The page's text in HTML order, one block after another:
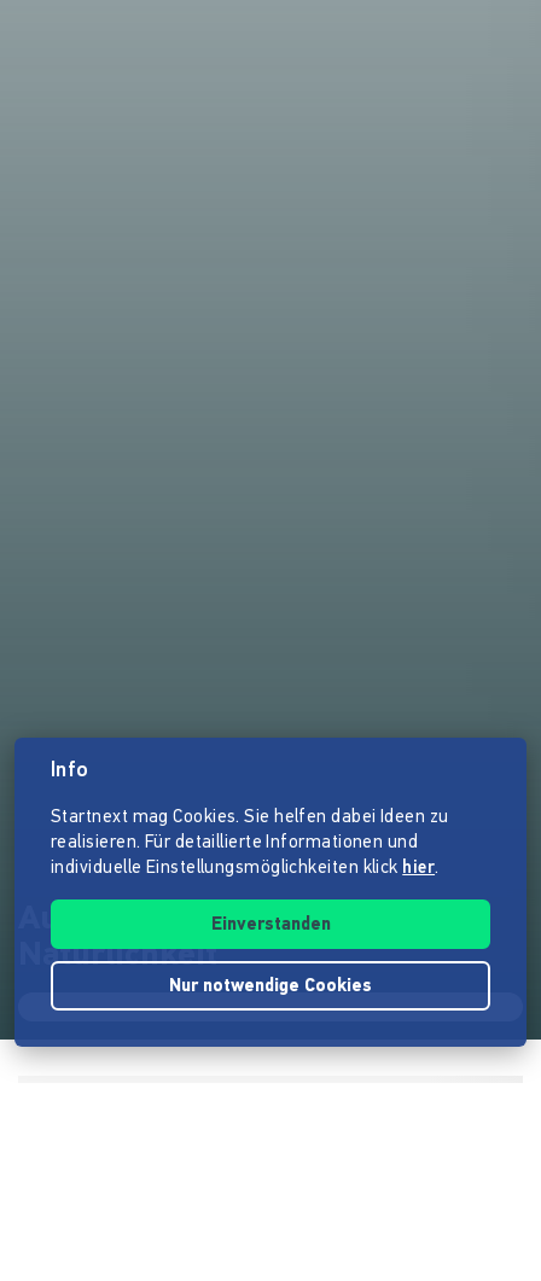
Auf Spurensuche nach
Natürlichkeit
Info
Startnext mag Cookies. Sie helfen dabei Ideen zu
realisieren. Für detaillierte Informationen und
individuelle Einstellungsmöglichkeiten klick hier.
Einverstanden
Nur notwendige Cookies